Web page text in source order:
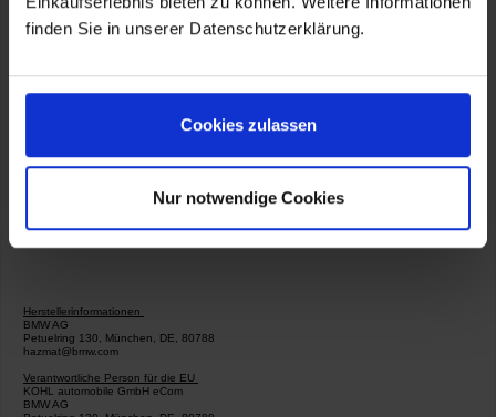
finden Sie in unserer Datenschutzerklärung.
Cookies zulassen
Nur notwendige Cookies
Herstellerinformationen
BMW AG
Petuelring 130, München, DE, 80788
hazmat@bmw.com
Verantwortliche Person für die EU
KOHL automobile GmbH eCom
BMW AG